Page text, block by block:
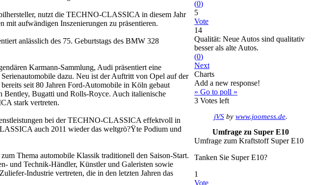
nutzt die TECHNO-CLASSICA in diesem Jahr
aufwändigen Inszenierungen zu präsentieren.
anlässlich des 75. Geburtstags des BMW 328
Karmann-Sammlung, Audi präsentiert eine
dazu. Neu ist der Auftritt von Opel auf der
seit 80 Jahren Ford-Automobile in Köln gebaut
Bentley, Bugatti und Rolls-Royce. Auch italienische
stark vertreten.
bei der TECHNO-CLASSICA effektvoll in
auch 2011 wieder das weltgrö?Ÿte Podium und
Thema automobile Klassik traditionell den Saison-Start.
und Technik-Händler, Künstler und Galeristen sowie
Industrie vertreten, die in den letzten Jahren das
(0)
5
Vote
14
Qualität: Neue Autos sind qualitativ
besser als alte Autos.
(0)
Next
Charts
Add a new response!
» Go to poll »
3 Votes left
jVS by www.joomess.de.
Umfrage zu Super E10
Umfrage zum Kraftstoff Super E10
Tanken Sie Super E10?
1
Vote